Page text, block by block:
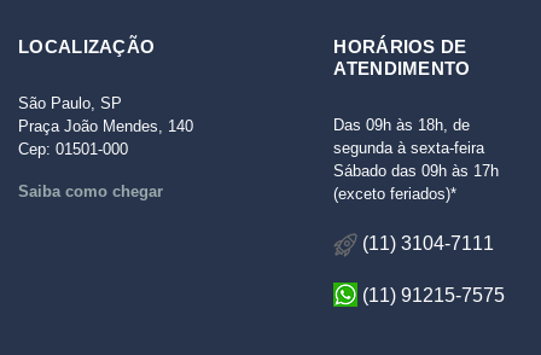
LOCALIZAÇÃO
São Paulo, SP
Praça João Mendes, 140
Cep: 01501-000
Saiba como chegar
HORÁRIOS DE
ATENDIMENTO
Das 09h às 18h, de
segunda à sexta-feira
Sábado das 09h às 17h
(exceto feriados)*
(11) 3104-7111
(11) 91215-7575